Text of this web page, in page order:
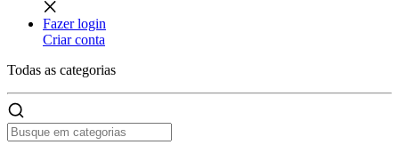
Fazer login
Criar conta
Todas as categorias